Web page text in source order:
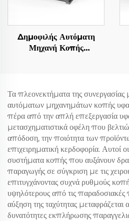
Δημοφιλής Αυτόματη
Μηχανή Κοπής
Τα πλεονεκτήματα της συνεργασίας
αυτόματων μηχανημάτων κοπής
πέρα από την απλή επεξεργασία
μετασχηματιστικά οφέλη που
απόδοση, την ποιότητα των
επιχειρηματική κερδοφορία. Αυτοί
συστήματα κοπής που αυξάνουν
παραγωγής σε σύγκριση με τις
επιτυγχάνοντας συχνά ρυθμούς
υψηλότερους από τις παραδοσιακές
αύξηση της ταχύτητας μεταφράζεται
δυνατότητες εκπλήρωσης